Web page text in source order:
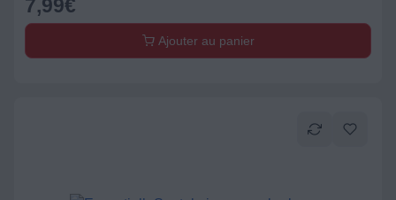
7,99€
Ajouter au panier